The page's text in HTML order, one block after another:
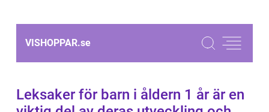
VISHOPPAR.se
Leksaker för barn i åldern 1 år är en